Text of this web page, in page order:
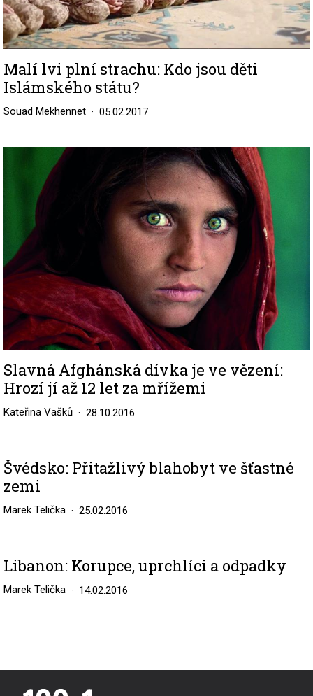
Malí lvi plní strachu: Kdo jsou děti
Islámského státu?
Souad Mekhennet 05.02.2017
Slavná Afghánská dívka je ve vězení:
Hrozí jí až 12 let za mřížemi
Kateřina Vašků 28.10.2016
Švédsko: Přitažlivý blahobyt ve šťastné
zemi
Marek Telička 25.02.2016
Libanon: Korupce, uprchlíci a odpadky
Marek Telička 14.02.2016